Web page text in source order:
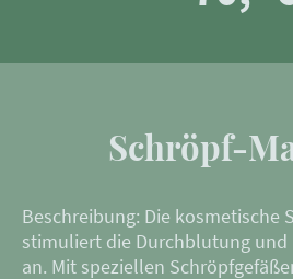
Schröpf-
Beschreibung: Die kosmetische
stimuliert die Durchblutung und
an. Mit speziellen